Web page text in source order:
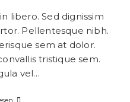
libero. Sed dignissim
Pellentesque nibh.
sem at dolor.
tristique sem.
vel…